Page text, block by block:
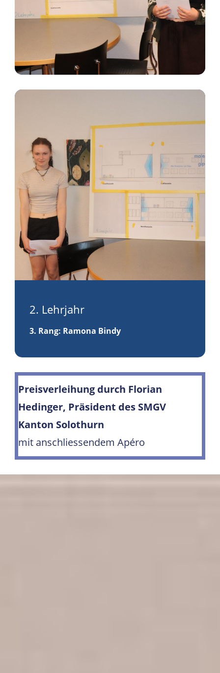
2. Lehrjahr
3. Rang: Ramona Bindy
Preisverleihung durch Florian
Hedinger, Präsident des SMGV
Kanton Solothurn
mit anschliessendem Apéro